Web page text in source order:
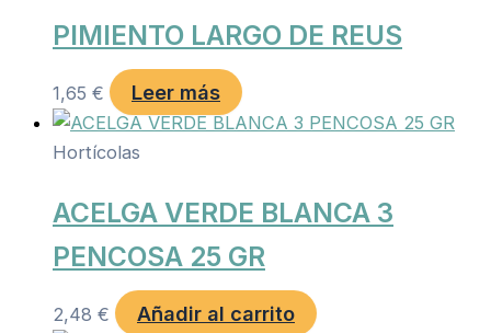
PIMIENTO LARGO DE REUS
1,65 € Leer más
Hortícolas
ACELGA VERDE BLANCA 3
PENCOSA 25 GR
2,48 € Añadir al carrito